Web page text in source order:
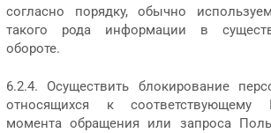
согласно порядку, обычно
такого рода информации в
обороте.
6.2.4. Осуществить блокирование
относящихся к соответствующему
момента обращения или запроса